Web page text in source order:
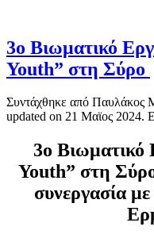
3ο Βιωματικό
Youth” στη Σύρο
Συντάχθηκε από Παυλάκος
updated on 21 Μαϊος 2024.
3ο Βιωματικό
Youth” στη
συνεργασία